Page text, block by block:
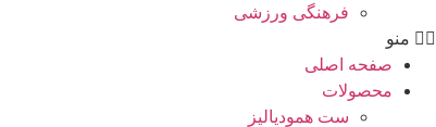
فرهنگی ورزشی
منو
صفحه اصلی
محصولات
ست همودیالیز